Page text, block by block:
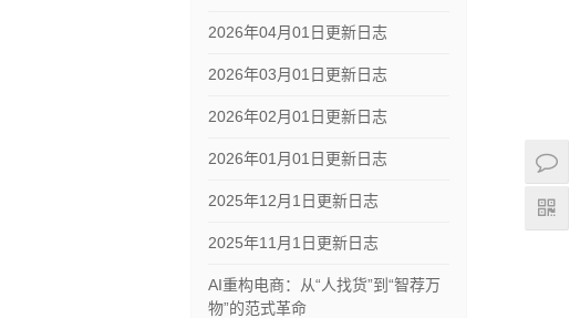
2026年04月01日更新日志
2026年03月01日更新日志
2026年02月01日更新日志
2026年01月01日更新日志
2025年12月1日更新日志
2025年11月1日更新日志
AI重构电商：从“人找货”到“智荐万
物”的范式革命